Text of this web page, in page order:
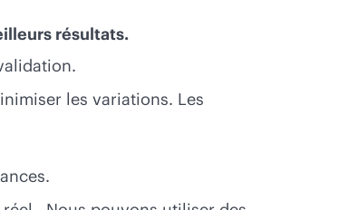
résultats.
les variations. Les